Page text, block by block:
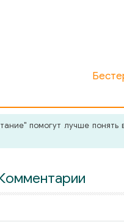
помогут лучше понять